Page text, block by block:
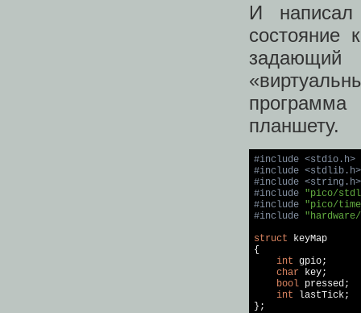
И написал
состояние
задающий
планшету.
#include <stdio.h>
#include <stdlib.h>
#include <string.h>
#include "pico/
#include "pico/
#include
struct keyMap
{
int gpio;
char key;
bool pressed;
int lastTick;
};